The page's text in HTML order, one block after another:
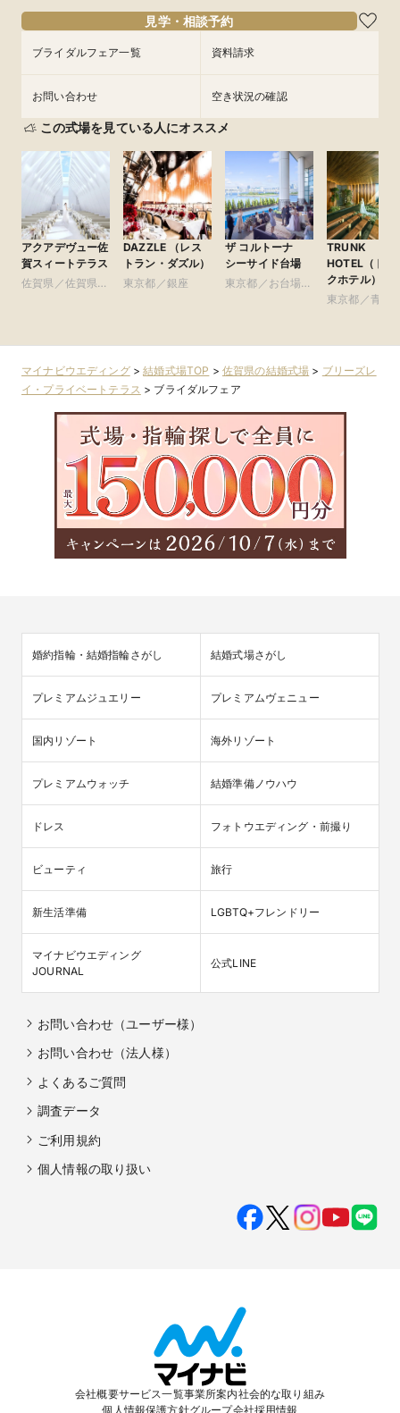
フェアを予約
フェアを予約
フェアを予約
フェアを予約
フェアを予約
見学・相談予約
ブライダルフェア一覧 資料請求
お問い合わせ 空き状況の確認
この式場を見ている人にオススメ
アクアデヴュー佐
賀スィートテラス
佐賀県／佐賀県全
DAZZLE （レス
トラン・ダズル）
東京都／銀座
ザ コルトーナ
シーサイド台場
東京都／お台場・
TRUNK
HOTEL（トラ
クホテル）
東京都／青山
マイナビウエディング>結婚式場TOP > 佐賀県の結婚式場 > ブリーズレ
イ・プライベートテラス > ブライダルフェア
婚約指輪・結婚指輪さがし 結婚式場さがし
プレミアムジュエリー プレミアムヴェニュー
国内リゾート 海外リゾート
プレミアムウォッチ 結婚準備ノウハウ
ドレス フォトウエディング・前撮り
ビューティ 旅行
新生活準備 LGBTQ+フレンドリー
マイナビウエディング
JOURNAL
公式LINE
お問い合わせ（ユーザー様）
お問い合わせ（法人様）
よくあるご質問
調査データ
ご利用規約
個人情報の取り扱い
会社概要サービス一覧事業所案内社会的な取り組み
個人情報保護方針グループ会社採用情報